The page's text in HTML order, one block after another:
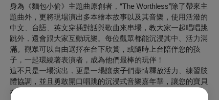
身為《麵包小偷》主題曲原創者，“The Worthless”除了帶來主
題曲外，更將現場演出多本繪本故事以及其音樂，使用活潑的
中文、台語、英文穿插對話與歌曲來串場，教大家一起唱唱跳
跳外，還會跟大家互動玩樂。每位觀眾都能沉浸其中、活力滿
滿。觀眾可以自由選擇在台下欣賞，或隨時上台陪伴您的孩
子，一起環繞著表演者，成為他們最棒的玩伴！
這不只是一場演出，更是一場讓孩子們盡情釋放活力、練習肢
體協調，並且勇敢開口唱跳的沉浸式音樂嘉年華，讓您的寶貝
在舞台中央盡情閃耀！